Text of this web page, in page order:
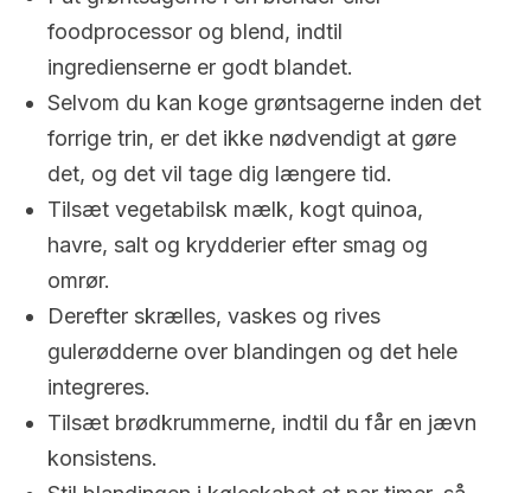
foodprocessor og blend, indtil
ingredienserne er godt blandet.
Selvom du kan koge grøntsagerne inden det
forrige trin, er det ikke nødvendigt at gøre
det, og det vil tage dig længere tid.
Tilsæt vegetabilsk mælk, kogt quinoa,
havre, salt og krydderier efter smag og
omrør.
Derefter skrælles, vaskes og rives
gulerødderne over blandingen og det hele
integreres.
Tilsæt brødkrummerne, indtil du får en jævn
konsistens.